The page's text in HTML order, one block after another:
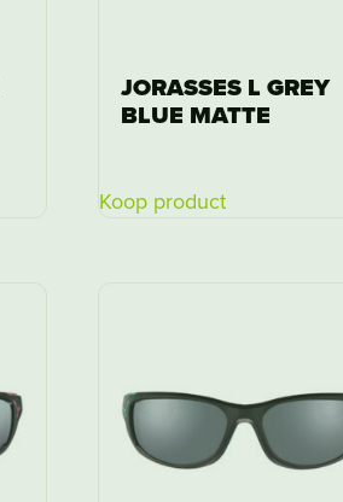
JORASSES L GREY
BLUE MATTE
Koop product